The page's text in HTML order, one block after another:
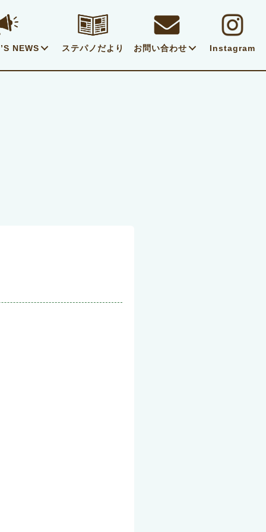
NEWS ステパノだより お問い合わせ Instagram